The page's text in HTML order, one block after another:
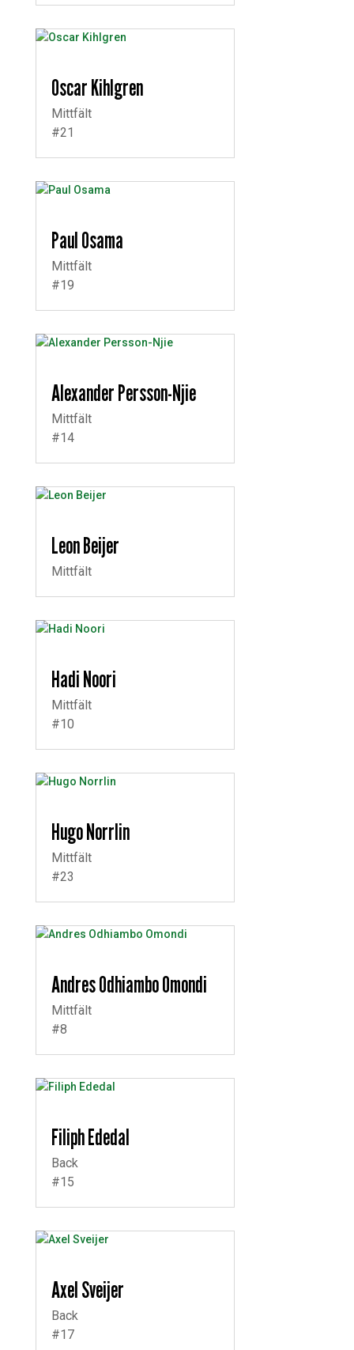
Oscar Kihlgren
Mittfält
#21
Paul Osama
Mittfält
#19
Alexander Persson-Njie
Mittfält
#14
Leon Beijer
Mittfält
Hadi Noori
Mittfält
#10
Hugo Norrlin
Mittfält
#23
Andres Odhiambo Omondi
Mittfält
#8
Filiph Ededal
Back
#15
Axel Sveijer
Back
#17